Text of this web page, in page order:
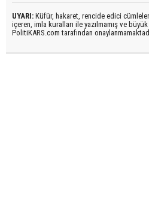
UYARI: Küfür, hakaret, rencide edici
içeren, imla kuralları ile yazılmamış ve
PolitiKARS.com tarafından